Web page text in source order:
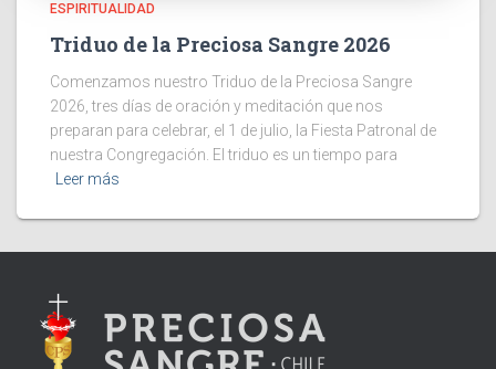
ESPIRITUALIDAD
Triduo de la Preciosa Sangre 2026
Comenzamos nuestro Triduo de la Preciosa Sangre
2026, tres días de oración y meditación que nos
preparan para celebrar, el 1 de julio, la Fiesta Patronal de
nuestra Congregación. El triduo es un tiempo para
Leer más